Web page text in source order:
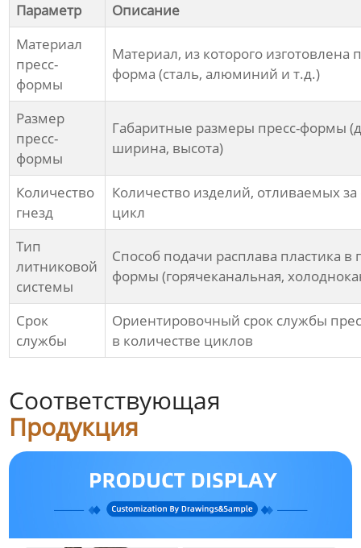
Параметр
Описание
Материал
пресс-
формы
Материал, из которого изготовлена
форма (сталь, алюминий и т.д.)
Размер
пресс-
формы
Габаритные размеры пресс-формы
ширина, высота)
Количество
гнезд
Количество изделий, отливаемых
цикл
Тип
литниковой
системы
Способ подачи расплава пластика в
формы (горячеканальная,
Срок
службы
Ориентировочный срок службы
в количестве циклов
Соответствующая
Продукция